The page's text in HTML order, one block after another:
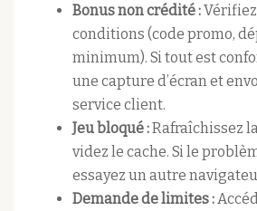
Bonus non crédité :
conditions (code promo,
minimum). Si tout est
une capture d’écran et
service client.
Jeu bloqué :Rafraîchissez
videz le cache. Si le
essayez un autre
Demande de limites :